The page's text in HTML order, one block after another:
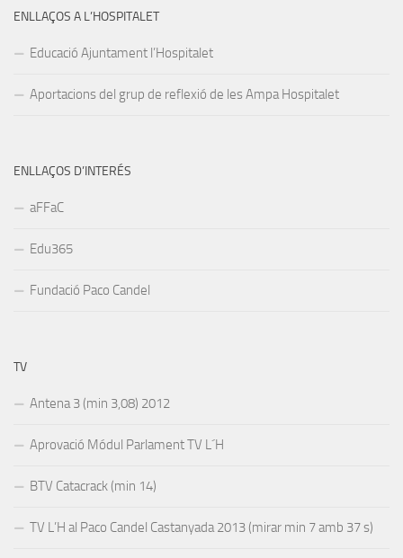
ENLLAÇOS A L’HOSPITALET
Educació Ajuntament l’Hospitalet
Aportacions del grup de reflexió de les Ampa Hospitalet
ENLLAÇOS D’INTERÉS
aFFaC
Edu365
Fundació Paco Candel
TV
Antena 3 (min 3,08) 2012
Aprovació Módul Parlament TV L´H
BTV Catacrack (min 14)
TV L’H al Paco Candel Castanyada 2013 (mirar min 7 amb 37 s)